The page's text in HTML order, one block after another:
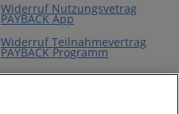
Widerruf Nutzungsvetrag
PAYBACK App
Widerruf Teilnahmevertrag
PAYBACK Programm